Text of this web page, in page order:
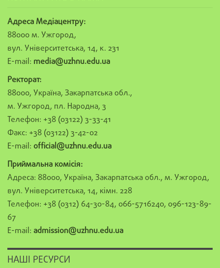
Адреса Медіацентру:
88000 м. Ужгород,
вул. Університетська, 14, к. 231
E-mail: media@uzhnu.edu.ua
Ректорат:
88000, Україна, Закарпатська обл.,
м. Ужгород, пл. Народна, 3
Телефон: +38 (03122) 3-33-41
Факс: +38 (03122) 3-42-02
E-mail: official@uzhnu.edu.ua
Приймальна комісія:
Адреса: 88000, Україна, Закарпатська обл., м. Ужгород,
вул. Університетська, 14, кімн. 228
Телефон: +38 (0312) 64-30-84, 066-5716240, 096-123-89-
67
E-mail: admission@uzhnu.edu.ua
НАШІ РЕСУРСИ